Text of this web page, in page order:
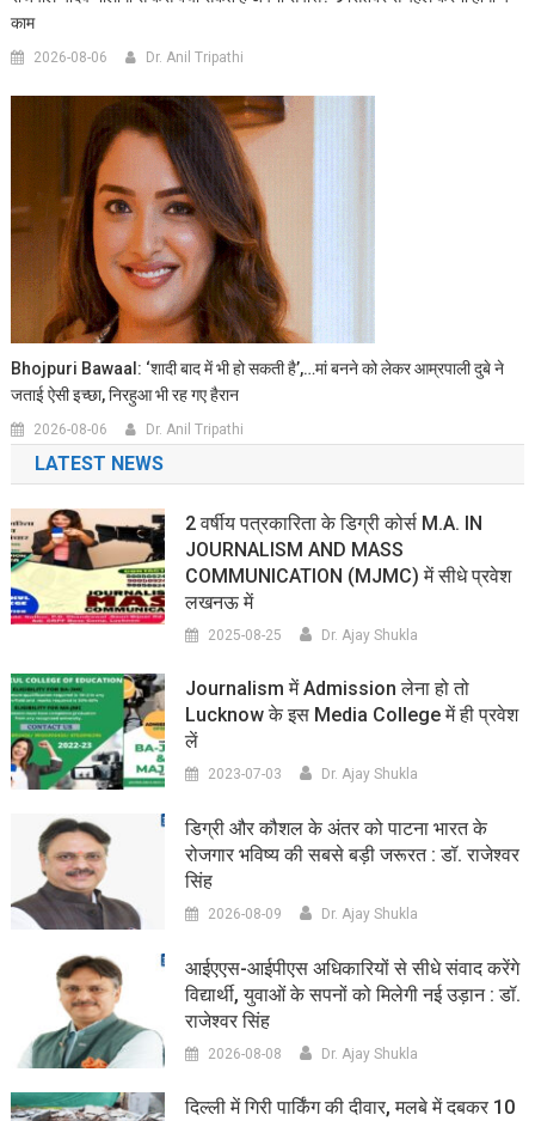
काम
2026-08-06 Dr. Anil Tripathi
Bhojpuri Bawaal: ‘शादी बाद में भी हो सकती है’,…मां बनने को लेकर आम्रपाली दुबे ने
जताई ऐसी इच्छा, निरहुआ भी रह गए हैरान
2026-08-06 Dr. Anil Tripathi
LATEST NEWS
2 वर्षीय पत्रकारिता के डिग्री कोर्स M.A. IN
JOURNALISM AND MASS
COMMUNICATION (MJMC) में सीधे प्रवेश
लखनऊ में
2025-08-25 Dr. Ajay Shukla
Journalism में Admission लेना हो तो
Lucknow के इस Media College में ही प्रवेश
लें
2023-07-03 Dr. Ajay Shukla
डिग्री और कौशल के अंतर को पाटना भारत के
रोजगार भविष्य की सबसे बड़ी जरूरत : डॉ. राजेश्वर
सिंह
2026-08-09 Dr. Ajay Shukla
आईएएस-आईपीएस अधिकारियों से सीधे संवाद करेंगे
विद्यार्थी, युवाओं के सपनों को मिलेगी नई उड़ान : डॉ.
राजेश्वर सिंह
2026-08-08 Dr. Ajay Shukla
दिल्ली में गिरी पार्किंग की दीवार, मलबे में दबकर 10